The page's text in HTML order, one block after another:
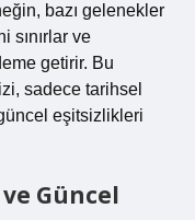
bazı gelenekler
sınırlar ve
getirir. Bu
sadece tarihsel
eşitsizlikleri
Güncel